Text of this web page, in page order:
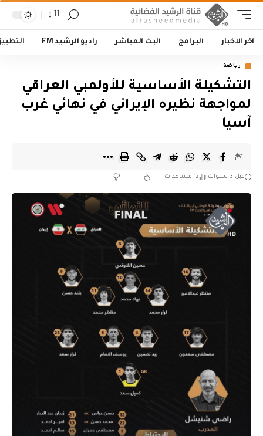
أأ
اخر الاخبار البرامج البث المباشر راديو الرشيد FM
رياضة
التشكيلة الأساسية للأولمبي العراقي
لمواجهة نظيره الإيراني في نهائي غرب
آسيا
قبل 3 سنوات 12 مشاهدات